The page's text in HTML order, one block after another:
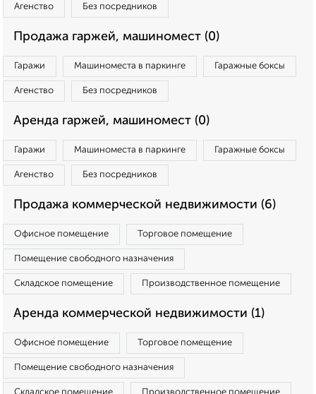
Агенство Без посредников
Продажа гаржей, машиномест (0)
Гаражи Машиноместа в паркинге Гаражные боксы
Агенство Без посредников
Аренда гаржей, машиномест (0)
Гаражи Машиноместа в паркинге Гаражные боксы
Агенство Без посредников
Продажа коммерческой недвижимости (6)
Офисное помещение Торговое помещение
Помещение свободного назначения
Складское помещение Производственное помещение
Аренда коммерческой недвижимости (1)
Офисное помещение Торговое помещение
Помещение свободного назначения